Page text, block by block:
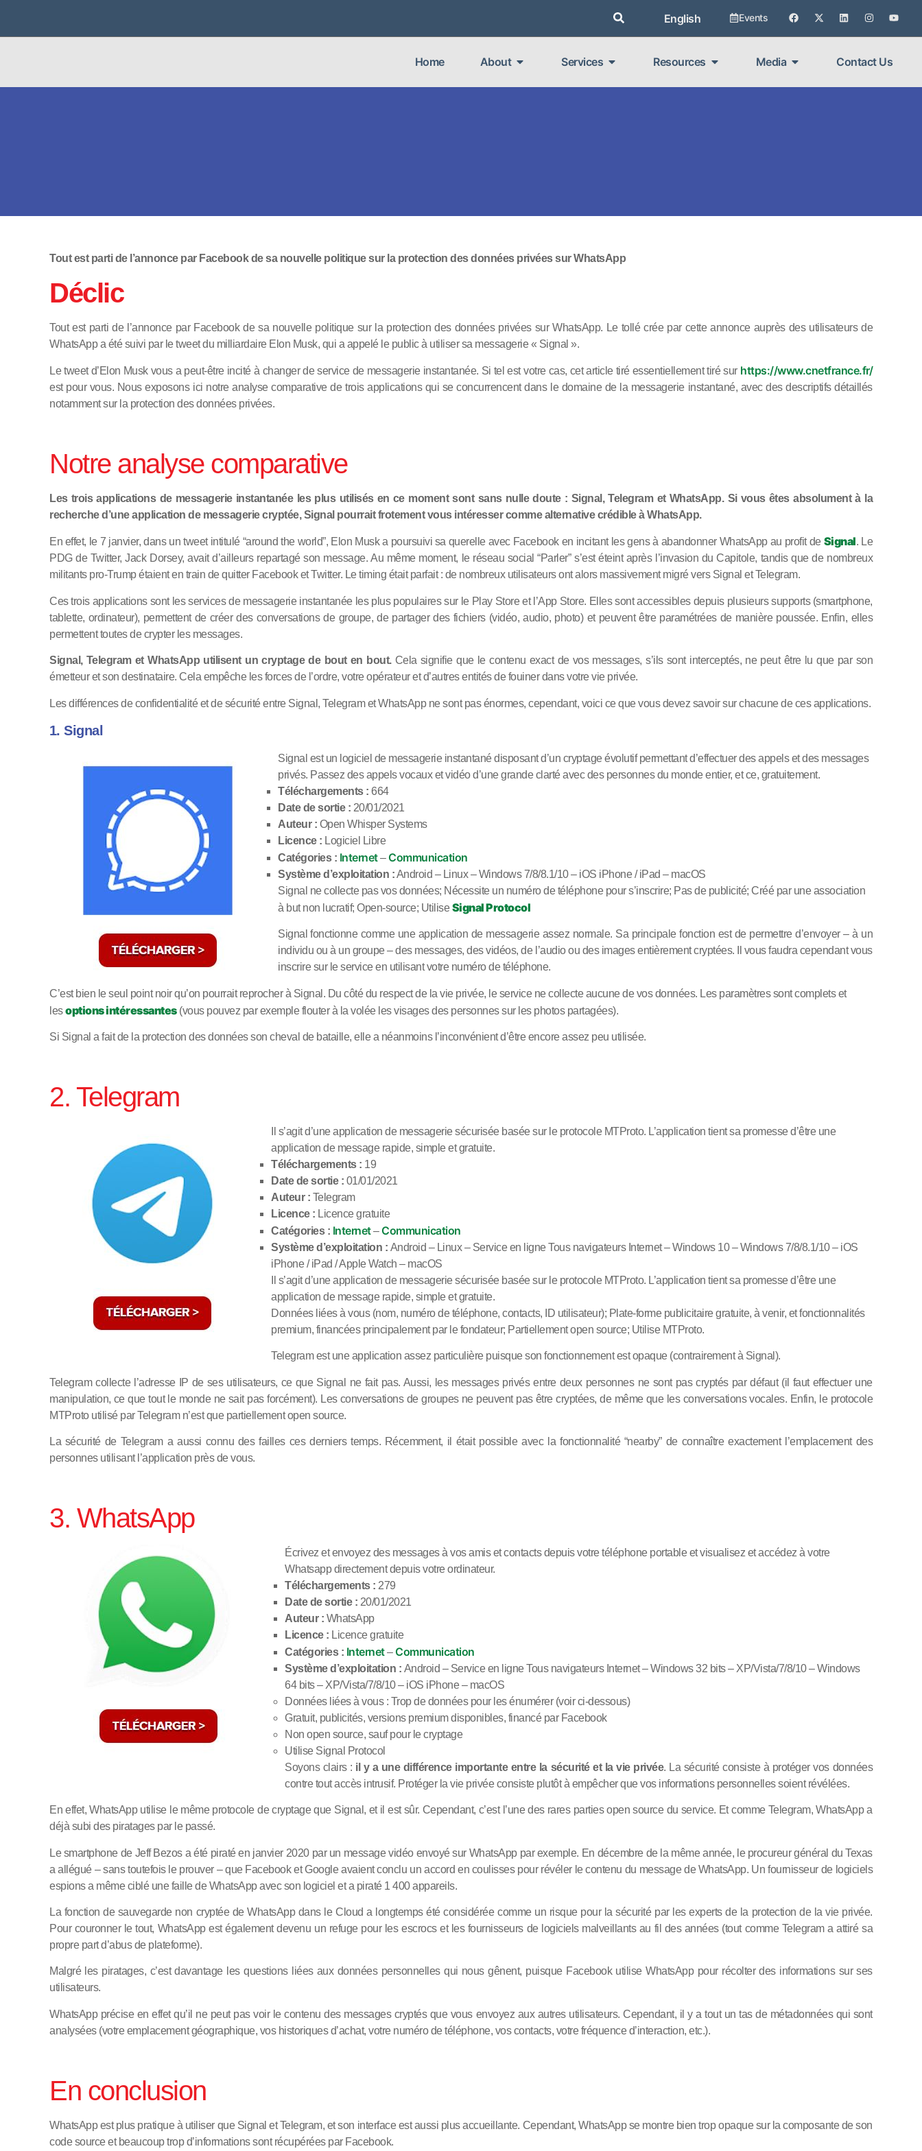
English Events
Home About Services Resources Media Contact Us
Tout est parti de l’annonce par Facebook de sa nouvelle politique sur la protection des données privées sur WhatsApp
Déclic
Tout est parti de l’annonce par Facebook de sa nouvelle politique sur la protection des données privées sur WhatsApp. Le tollé crée par cette annonce auprès des utilisateurs de
WhatsApp a été suivi par le tweet du milliardaire Elon Musk, qui a appelé le public à utiliser sa messagerie « Signal ».
Le tweet d’Elon Musk vous a peut-être incité à changer de service de messagerie instantanée. Si tel est votre cas, cet article tiré essentiellement tiré sur https://www.cnetfrance.fr/
est pour vous. Nous exposons ici notre analyse comparative de trois applications qui se concurrencent dans le domaine de la messagerie instantané, avec des descriptifs détaillés
notamment sur la protection des données privées.
Notre analyse comparative
Les trois applications de messagerie instantanée les plus utilisés en ce moment sont sans nulle doute : Signal, Telegram et WhatsApp. Si vous êtes absolument à la
recherche d’une application de messagerie cryptée, Signal pourrait frotement vous intéresser comme alternative crédible à WhatsApp.
En effet, le 7 janvier, dans un tweet intitulé “around the world”, Elon Musk a poursuivi sa querelle avec Facebook en incitant les gens à abandonner WhatsApp au profit de Signal. Le
PDG de Twitter, Jack Dorsey, avait d’ailleurs repartagé son message. Au même moment, le réseau social “Parler” s’est éteint après l’invasion du Capitole, tandis que de nombreux
militants pro-Trump étaient en train de quitter Facebook et Twitter. Le timing était parfait : de nombreux utilisateurs ont alors massivement migré vers Signal et Telegram.
Ces trois applications sont les services de messagerie instantanée les plus populaires sur le Play Store et l’App Store. Elles sont accessibles depuis plusieurs supports (smartphone,
tablette, ordinateur), permettent de créer des conversations de groupe, de partager des fichiers (vidéo, audio, photo) et peuvent être paramétrées de manière poussée. Enfin, elles
permettent toutes de crypter les messages.
Signal, Telegram et WhatsApp utilisent un cryptage de bout en bout. Cela signifie que le contenu exact de vos messages, s’ils sont interceptés, ne peut être lu que par son
émetteur et son destinataire. Cela empêche les forces de l’ordre, votre opérateur et d’autres entités de fouiner dans votre vie privée.
Les différences de confidentialité et de sécurité entre Signal, Telegram et WhatsApp ne sont pas énormes, cependant, voici ce que vous devez savoir sur chacune de ces applications.
1. Signal
Signal est un logiciel de messagerie instantané disposant d’un cryptage évolutif permettant d’effectuer des appels et des messages
privés. Passez des appels vocaux et vidéo d’une grande clarté avec des personnes du monde entier, et ce, gratuitement.
Téléchargements : 664
Date de sortie : 20/01/2021
Auteur : Open Whisper Systems
Licence : Logiciel Libre
Catégories : Internet–Communication
Système d’exploitation :Android – Linux – Windows 7/8/8.1/10 – iOS iPhone / iPad – macOS
Signal ne collecte pas vos données; Nécessite un numéro de téléphone pour s’inscrire; Pas de publicité; Créé par une association
à but non lucratif; Open-source; UtiliseSignal Protocol
Signal fonctionne comme une application de messagerie assez normale. Sa principale fonction est de permettre d’envoyer – à un
individu ou à un groupe – des messages, des vidéos, de l’audio ou des images entièrement cryptées. Il vous faudra cependant vous
inscrire sur le service en utilisant votre numéro de téléphone.
C’est bien le seul point noir qu’on pourrait reprocher à Signal. Du côté du respect de la vie privée, le service ne collecte aucune de vos données. Les paramètres sont complets et
lesoptions intéressantes(vous pouvez par exemple flouter à la volée les visages des personnes sur les photos partagées).
Si Signal a fait de la protection des données son cheval de bataille, elle a néanmoins l’inconvénient d’être encore assez peu utilisée.
2. Telegram
Il s’agit d’une application de messagerie sécurisée basée sur le protocole MTProto. L’application tient sa promesse d’être une
application de message rapide, simple et gratuite.
Téléchargements : 19
Date de sortie : 01/01/2021
Auteur : Telegram
Licence : Licence gratuite
Catégories : Internet–Communication
Système d’exploitation : Android – Linux – Service en ligne Tous navigateurs Internet – Windows 10 – Windows 7/8/8.1/10 – iOS
iPhone / iPad / Apple Watch – macOS
Il s’agit d’une application de messagerie sécurisée basée sur le protocole MTProto. L’application tient sa promesse d’être une
application de message rapide, simple et gratuite.
Données liées à vous (nom, numéro de téléphone, contacts, ID utilisateur); Plate-forme publicitaire gratuite, à venir, et fonctionnalités
premium, financées principalement par le fondateur; Partiellement open source; Utilise MTProto.
Telegram est une application assez particulière puisque son fonctionnement est opaque (contrairement à Signal).
Telegram collecte l’adresse IP de ses utilisateurs, ce que Signal ne fait pas. Aussi, les messages privés entre deux personnes ne sont pas cryptés par défaut (il faut effectuer une
manipulation, ce que tout le monde ne sait pas forcément). Les conversations de groupes ne peuvent pas être cryptées, de même que les conversations vocales. Enfin, le protocole
MTProto utilisé par Telegram n’est que partiellement open source.
La sécurité de Telegram a aussi connu des failles ces derniers temps. Récemment, il était possible avec la fonctionnalité “nearby” de connaître exactement l’emplacement des
personnes utilisant l’application près de vous.
3. WhatsApp
Écrivez et envoyez des messages à vos amis et contacts depuis votre téléphone portable et visualisez et accédez à votre
Whatsapp directement depuis votre ordinateur.
Téléchargements : 279
Date de sortie : 20/01/2021
Auteur : WhatsApp
Licence : Licence gratuite
Catégories : Internet–Communication
Système d’exploitation : Android – Service en ligne Tous navigateurs Internet – Windows 32 bits – XP/Vista/7/8/10 – Windows
64 bits – XP/Vista/7/8/10 – iOS iPhone – macOS
Données liées à vous : Trop de données pour les énumérer (voir ci-dessous)
Gratuit, publicités, versions premium disponibles, financé par Facebook
Non open source, sauf pour le cryptage
Utilise Signal Protocol
Soyons clairs : il y a une différence importante entre la sécurité et la vie privée. La sécurité consiste à protéger vos données
contre tout accès intrusif. Protéger la vie privée consiste plutôt à empêcher que vos informations personnelles soient révélées.
En effet, WhatsApp utilise le même protocole de cryptage que Signal, et il est sûr. Cependant, c’est l’une des rares parties open source du service. Et comme Telegram, WhatsApp a
déjà subi des piratages par le passé.
Le smartphone de Jeff Bezos a été piraté en janvier 2020 par un message vidéo envoyé sur WhatsApp par exemple. En décembre de la même année, le procureur général du Texas
a allégué – sans toutefois le prouver – que Facebook et Google avaient conclu un accord en coulisses pour révéler le contenu du message de WhatsApp. Un fournisseur de logiciels
espions a même ciblé une faille de WhatsApp avec son logiciel et a piraté 1 400 appareils.
La fonction de sauvegarde non cryptée de WhatsApp dans le Cloud a longtemps été considérée comme un risque pour la sécurité par les experts de la protection de la vie privée.
Pour couronner le tout, WhatsApp est également devenu un refuge pour les escrocs et les fournisseurs de logiciels malveillants au fil des années (tout comme Telegram a attiré sa
propre part d’abus de plateforme).
Malgré les piratages, c’est davantage les questions liées aux données personnelles qui nous gênent, puisque Facebook utilise WhatsApp pour récolter des informations sur ses
utilisateurs.
WhatsApp précise en effet qu’il ne peut pas voir le contenu des messages cryptés que vous envoyez aux autres utilisateurs. Cependant, il y a tout un tas de métadonnées qui sont
analysées (votre emplacement géographique, vos historiques d’achat, votre numéro de téléphone, vos contacts, votre fréquence d’interaction, etc.).
En conclusion
WhatsApp est plus pratique à utiliser que Signal et Telegram, et son interface est aussi plus accueillante. Cependant, WhatsApp se montre bien trop opaque sur la composante de son
code source et beaucoup trop d’informations sont récupérées par Facebook.